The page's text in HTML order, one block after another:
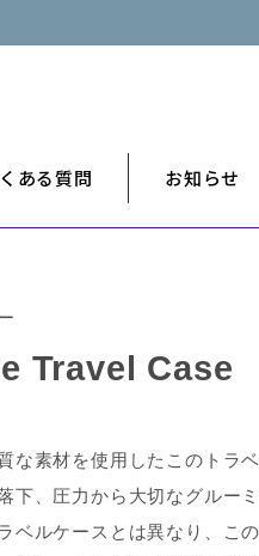
ある質問 お知らせ
Travel Case
な素材を使用したこのトラ
下、圧力から大切なグルー
ベルケースとは異なり、こ